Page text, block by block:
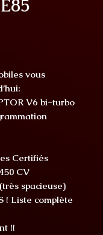
vous
V6 bi-turbo
Certifiés
CV
spacieuse)
! Liste complète
!!